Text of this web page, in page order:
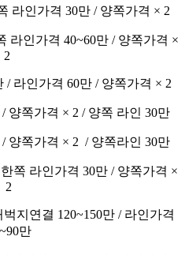
라인가격 30만 / 양쪽가격 × 2
라인가격 40~60만 / 양쪽가격 ×
2
/ 라인가격 60만 / 양쪽가격 × 2
양쪽가격 × 2 / 양쪽 라인 30만
양쪽가격 × 2 / 양쪽라인 30만
쪽 라인가격 30만 / 양쪽가격 ×
2
지연결 120~150만 / 라인가격
만